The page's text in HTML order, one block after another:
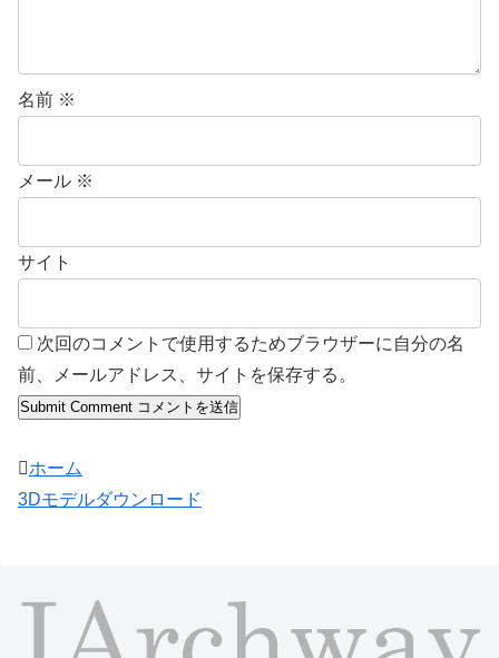
名前 ※
メール ※
サイト
次回のコメントで使用するためブラウザーに自分の名
前、メールアドレス、サイトを保存する。
ホーム
3Dモデルダウンロード